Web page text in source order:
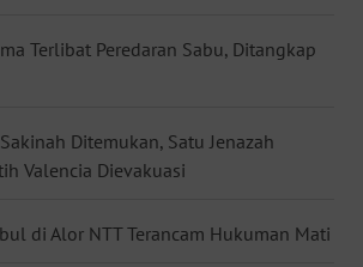
Terlibat Peredaran Sabu, Ditangkap
Ditemukan, Satu Jenazah
Valencia Dievakuasi
di Alor NTT Terancam Hukuman Mati